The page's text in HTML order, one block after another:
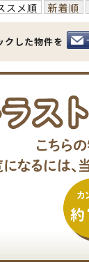
スメ順 新着順
クした物件を